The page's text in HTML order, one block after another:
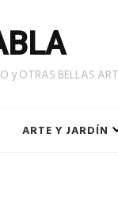
y OTRAS BELLAS
ARTE Y JARDÍN